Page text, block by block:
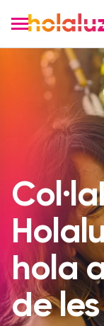
hola
de